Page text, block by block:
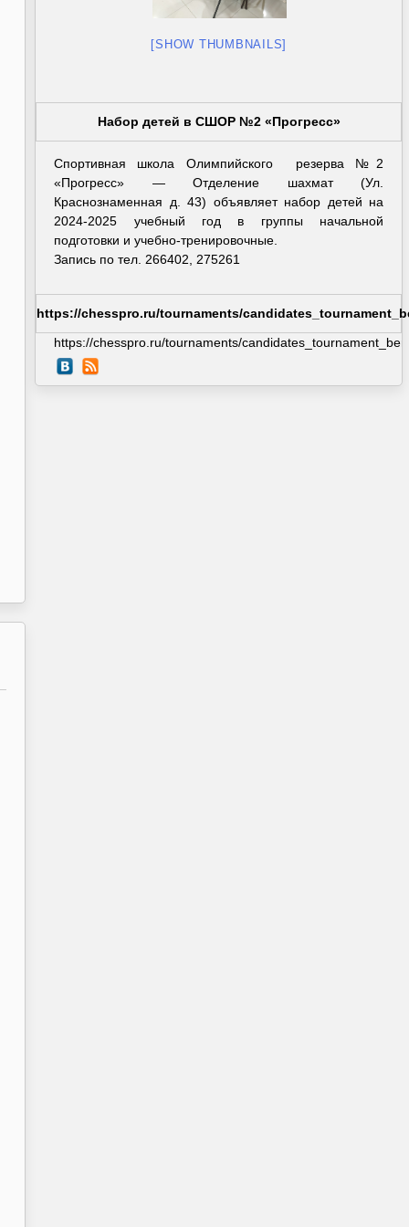
[SHOW THUMBNAILS]
Набор детей в СШОР №2 «Прогресс»
Спортивная школа Олимпийского резерва №2
«Прогресс» — Отделение шахмат (Ул.
Краснознаменная д. 43) объявляет набор детей на
2024-2025 учебный год в группы начальной
подготовки и учебно-тренировочные.
Запись по тел. 266402, 275261
https://chesspro.ru/tournaments/
https://chesspro.ru/tournaments/